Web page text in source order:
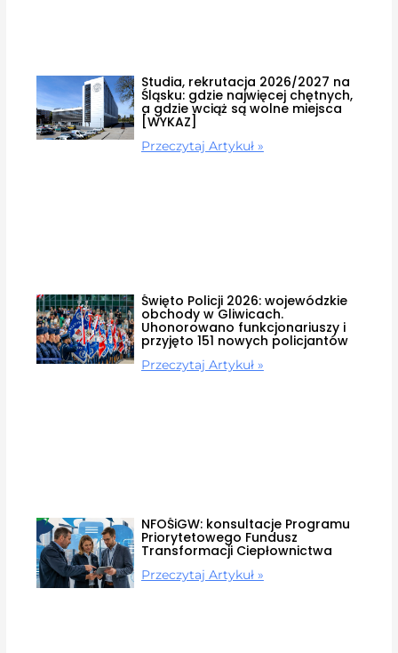
Studia, rekrutacja 2026/2027 na
Śląsku: gdzie najwięcej chętnych,
a gdzie wciąż są wolne miejsca
[WYKAZ]
Przeczytaj Artykuł »
Święto Policji 2026: wojewódzkie
obchody w Gliwicach.
Uhonorowano funkcjonariuszy i
przyjęto 151 nowych policjantów
Przeczytaj Artykuł »
NFOŚiGW: konsultacje Programu
Priorytetowego Fundusz
Transformacji Ciepłownictwa
Przeczytaj Artykuł »